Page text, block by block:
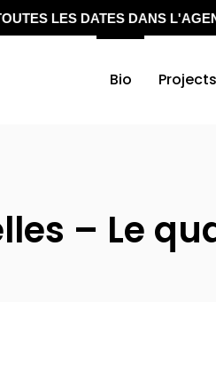
LES DATES DANS
Bio Projects
– Le